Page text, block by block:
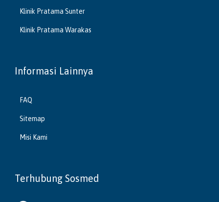
Klinik Pratama Sunter
Klinik Pratama Warakas
Informasi Lainnya
FAQ
Sitemap
Misi Kami
Terhubung Sosmed